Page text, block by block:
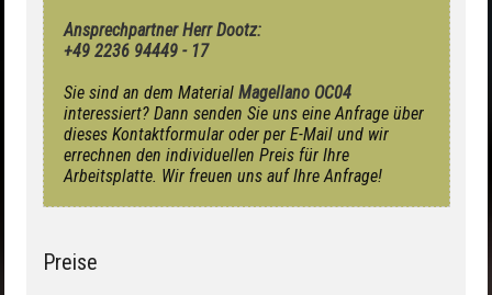
Ansprechpartner Herr Dootz:
+49 2236 94449 - 17
Sie sind an dem Material Magellano OC04
interessiert? Dann senden Sie uns eine Anfrage über
dieses Kontaktformular oder per E-Mail und wir
errechnen den individuellen Preis für Ihre
Arbeitsplatte. Wir freuen uns auf Ihre Anfrage!
Preise